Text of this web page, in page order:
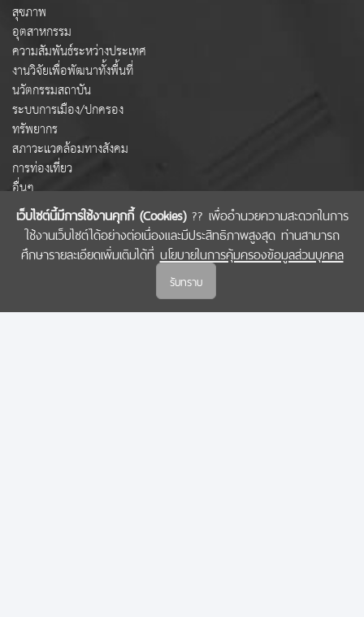
เว็บไซต์นี้มีการใช้งานคุกกี้ (Cookies)?? เพื่ออำนวยความสะดวกในการ
ใช้งานเว็บไซต์ได้อย่างต่อเนื่องและมีประสิทธิภาพสูงสุด ท่านสามารถ
ศึกษารายละเอียดเพิ่มเติมได้ที่ นโยบายในการคุ้มครองข้อมูลส่วนบุคคล
รับทราบ
สุขภาพ
อุตสาหกรรม
ความสัมพันธ์ระหว่างประเทศ
งานวิจัยเพื่อพัฒนาทั้งพื้นที่
นวัตกรรมสถาบัน
ระบบการเมือง/ปกครอง
ทรัพยากร
สภาวะแวดล้อมทางสังคม
การท่องเที่ยว
อื่นๆ
COPYRIGHT © 2022 สำนักงานคณะกรรมการส่งเสริมวิทยาศาสตร์ วิจัยและนวัตกรรม
(สกสว.)
นโยบายในการคุ้มครองข้อมูลส่วนบุคคล